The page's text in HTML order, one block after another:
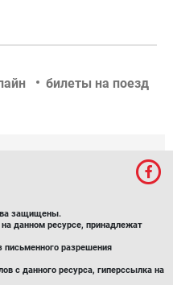
билеты на поезд
защищены.
данном ресурсе, принадлежат
письменного разрешения
с данного ресурса, гиперссылка на